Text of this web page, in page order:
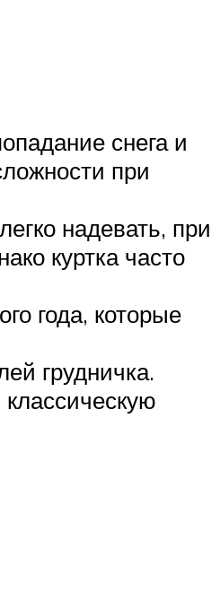
снега и
при
надевать, при
куртка часто
года, которые
грудничка.